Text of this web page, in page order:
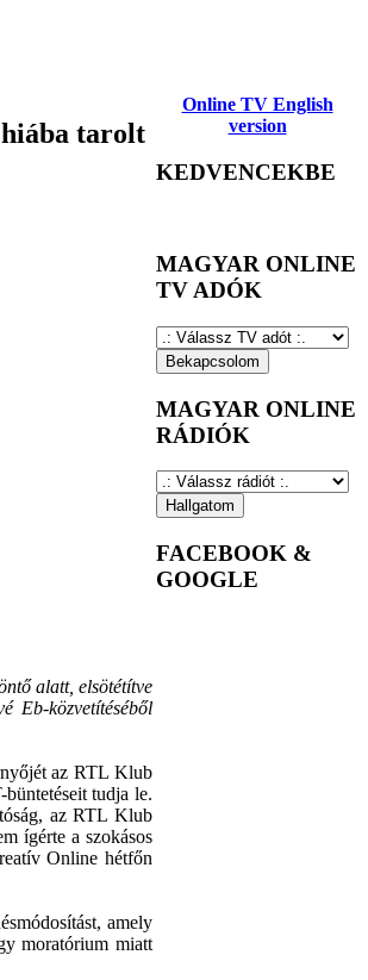
tarolt
alatt, elsötétítve
Eb-közvetítéséből
az RTL Klub
tudja le.
az RTL Klub
ígérte a szokásos
Online hétfőn
amely
moratórium miatt
Online TV English
version
KEDVENCEKBE
MAGYAR ONLINE
TV ADÓK
MAGYAR ONLINE
RÁDIÓK
FACEBOOK &
GOOGLE